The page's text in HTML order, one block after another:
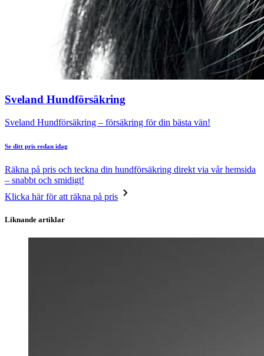
Sveland Hundförsäkring
Sveland Hundförsäkring – försäkring för din bästa vän!
Se ditt pris redan idag
Räkna på pris och teckna din hundförsäkring direkt via vår hemsida
– snabbt och smidigt!
Klicka här för att räkna på pris
Liknande artiklar